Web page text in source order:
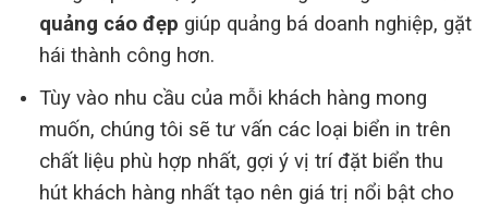
quảng cáo đẹp giúp quảng bá doanh nghiệp, gặt
hái thành công hơn.
Tùy vào nhu cầu của mỗi khách hàng mong
muốn, chúng tôi sẽ tư vấn các loại biển in trên
chất liệu phù hợp nhất, gợi ý vị trí đặt biển thu
hút khách hàng nhất tạo nên giá trị nổi bật cho